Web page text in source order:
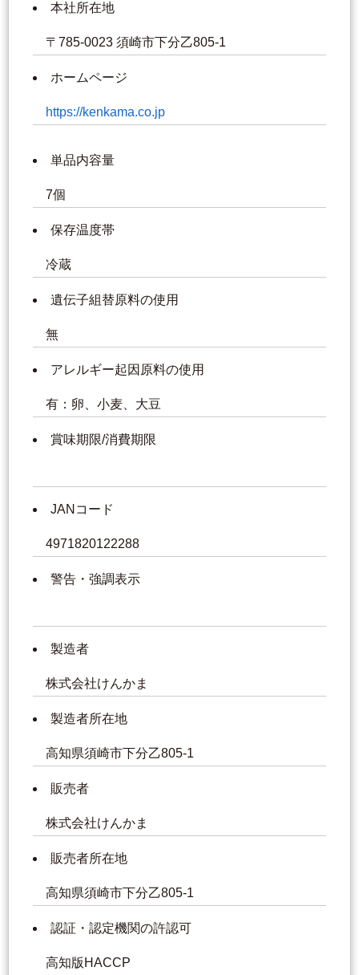
本社所在地
〒785-0023 須崎市下分乙805-1
ホームページ
https://kenkama.co.jp
単品内容量
7個
保存温度帯
冷蔵
遺伝子組替原料の使用
無
アレルギー起因原料の使用
有：卵、小麦、大豆
賞味期限/消費期限
JANコード
4971820122288
警告・強調表示
製造者
株式会社けんかま
製造者所在地
高知県須崎市下分乙805-1
販売者
株式会社けんかま
販売者所在地
高知県須崎市下分乙805-1
認証・認定機関の許認可
高知版HACCP